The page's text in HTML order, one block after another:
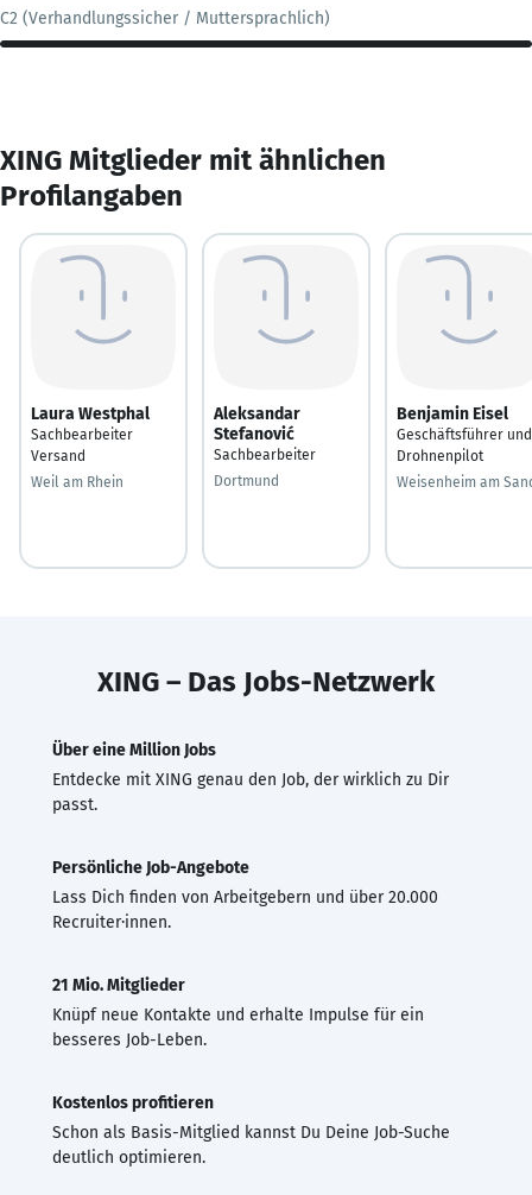
C2 (Verhandlungssicher / Muttersprachlich)
XING Mitglieder mit ähnlichen
Profilangaben
Laura Westphal
Sachbearbeiter
Versand
Weil am Rhein
Aleksandar
Stefanović
Sachbearbeiter
Dortmund
Benjamin Eisel
Geschäftsführer und
Drohnenpilot
Weisenheim am
XING – Das Jobs-Netzwerk
Über eine Million Jobs
Entdecke mit XING genau den Job, der wirklich zu Dir
passt.
Persönliche Job-Angebote
Lass Dich finden von Arbeitgebern und über 20.000
Recruiter·innen.
21 Mio. Mitglieder
Knüpf neue Kontakte und erhalte Impulse für ein
besseres Job-Leben.
Kostenlos profitieren
Schon als Basis-Mitglied kannst Du Deine Job-Suche
deutlich optimieren.